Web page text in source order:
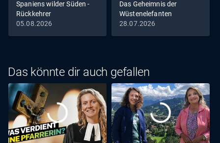
eine Welt voller Abenteuer.
Spaniens wilder Süden -
Rückkehrer
05.08.2026
Das Geheimnis der
Wüstenelefanten
28.07.2026
Das könnte dir auch gefallen